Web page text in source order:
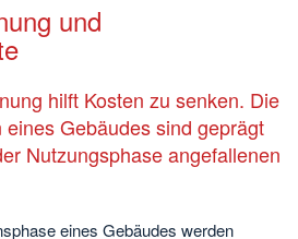
und
hilft Kosten zu senken. Die
Gebäudes sind geprägt
Nutzungsphase angefallenen
eines Gebäudes werden